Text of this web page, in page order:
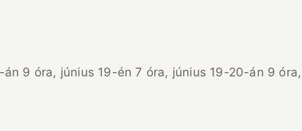
9 óra, június 19-én 7 óra, június 19-20-án 9 óra,